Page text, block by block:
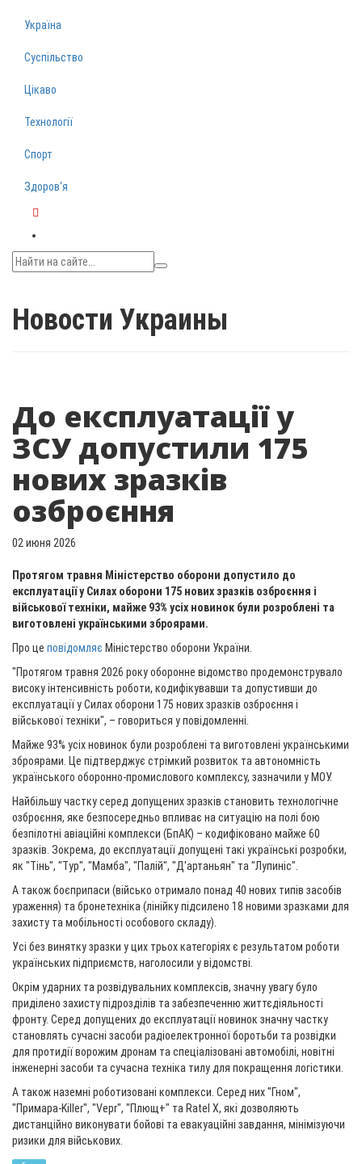
Україна
Суспільство
Цікаво
Технології
Спорт
Здоров‘я
Новости Украины
До експлуатації у
ЗСУ допустили 175
нових зразків
озброєння
02 июня 2026
Протягом травня Міністерство оборони допустило до
експлуатації у Силах оборони 175 нових зразків озброєння і
військової техніки, майже 93% усіх новинок були розроблені та
виготовлені українськими зброярами.
Про це повідомляє Міністерство оборони України.
"Протягом травня 2026 року оборонне відомство продемонструвало
високу інтенсивність роботи, кодифікувавши та допустивши до
експлуатації у Силах оборони 175 нових зразків озброєння і
військової техніки", – говориться у повідомленні.
Майже 93% усіх новинок були розроблені та виготовлені українськими
зброярами. Це підтверджує стрімкий розвиток та автономність
українського оборонно-промислового комплексу, зазначили у МОУ.
Найбільшу частку серед допущених зразків становить технологічне
озброєння, яке безпосередньо впливає на ситуацію на полі бою
безпілотні авіаційні комплекси (БпАК) – кодифіковано майже 60
зразків. Зокрема, до експлуатації допущені такі українські розробки,
як "Тінь", "Тур", "Мамба", "Палій", "Д'артаньян" та "Лупиніс".
А також боєприпаси (військо отримало понад 40 нових типів засобів
ураження) та бронетехніка (лінійку підсилено 18 новими зразками для
захисту та мобільності особового складу).
Усі без винятку зразки у цих трьох категоріях є результатом роботи
українських підприємств, наголосили у відомстві.
Окрім ударних та розвідувальних комплексів, значну увагу було
приділено захисту підрозділів та забезпеченню життєдіяльності
фронту. Серед допущених до експлуатації новинок значну частку
становлять сучасні засоби радіоелектронної боротьби та розвідки
для протидії ворожим дронам та спеціалізовані автомобілі, новітні
інженерні засоби та сучасна техніка тилу для покращення логістики.
А також наземні роботизовані комплекси. Серед них "Гном",
"Примара-Killer", "Vepr", "Плющ+" та Ratel X, які дозволяють
дистанційно виконувати бойові та евакуаційні завдання, мінімізуючи
ризики для військових.